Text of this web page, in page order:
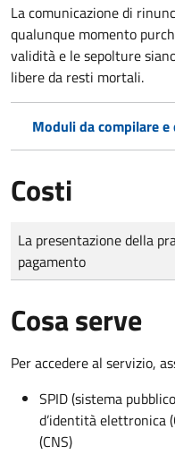
La comunicazione di
qualunque momento
validità e le sepolture
libere da resti mortali.
Moduli da compilare
Costi
Tipo di pagamento
Importo
La presentazione della
pagamento
Cosa serve
Per accedere al servizio,
SPID (sistema
d’identità elettronica
(CNS)